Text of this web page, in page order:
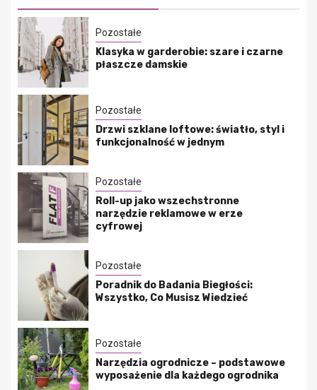
Pozostałe
Klasyka w garderobie: szare i czarne
płaszcze damskie
Pozostałe
Drzwi szklane loftowe: światło, styl i
funkcjonalność w jednym
Pozostałe
Roll-up jako wszechstronne
narzędzie reklamowe w erze
cyfrowej
Pozostałe
Poradnik do Badania Biegłości:
Wszystko, Co Musisz Wiedzieć
Pozostałe
Narzędzia ogrodnicze – podstawowe
wyposażenie dla każdego ogrodnika